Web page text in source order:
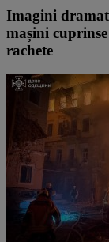
Imagini
mașini
rachete